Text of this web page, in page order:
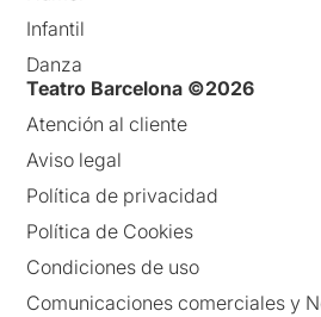
Infantil
Danza
Teatro Barcelona ©2026
Atención al cliente
Aviso legal
Política de privacidad
Política de Cookies
Condiciones de uso
Comunicaciones comerciales y